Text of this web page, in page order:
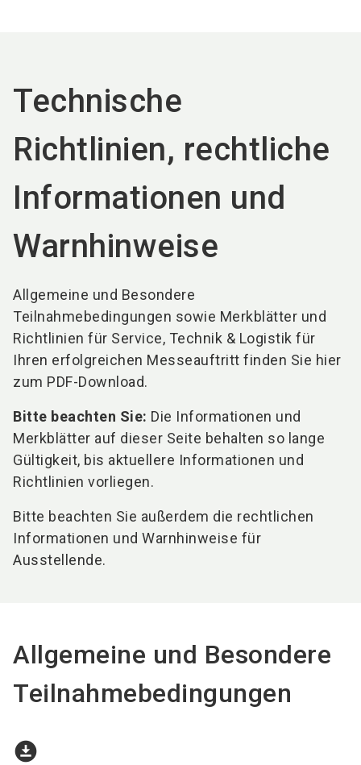
Technische
Richtlinien, rechtliche
Informationen und
Warnhinweise
Allgemeine und Besondere
Teilnahmebedingungen sowie Merkblätter und
Richtlinien für Service, Technik & Logistik für
Ihren erfolgreichen Messeauftritt finden Sie hier
zum PDF-Download.
Bitte beachten Sie: Die Informationen und
Merkblätter auf dieser Seite behalten so lange
Gültigkeit, bis aktuellere Informationen und
Richtlinien vorliegen.
Bitte beachten Sie außerdem die rechtlichen
Informationen und Warnhinweise für
Ausstellende.
Allgemeine und Besondere
Teilnahmebedingungen
download_for_offline